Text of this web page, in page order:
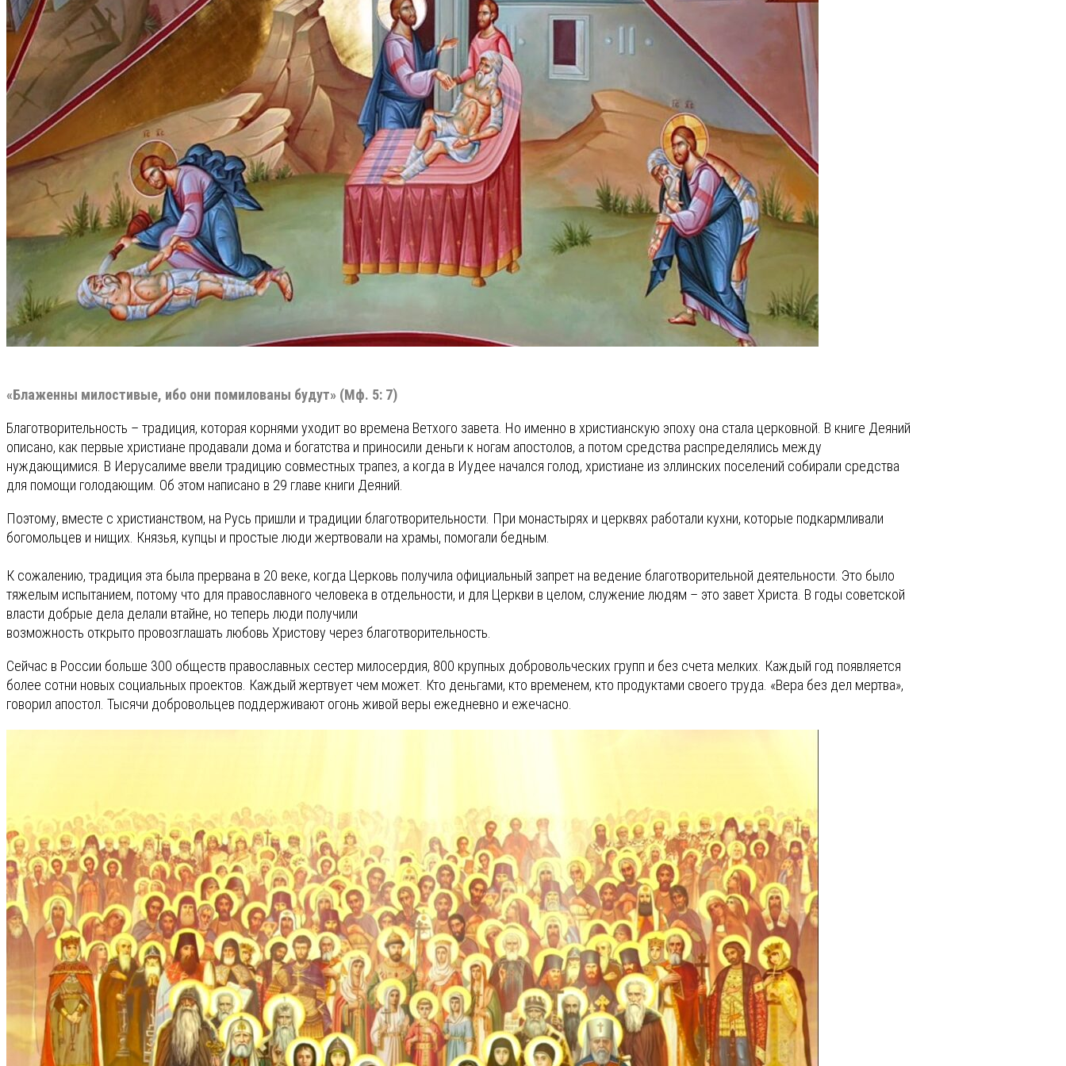
«Блаженны милостивые, ибо они помилованы будут» (Мф. 5: 7)
Благотворительность – традиция, которая корнями уходит во времена Ветхого завета. Но именно в христианскую эпоху она стала церковной. В книге Деяний
описано, как первые христиане продавали дома и богатства и приносили деньги к ногам апостолов, а потом средства распределялись между
нуждающимися. В Иерусалиме ввели традицию совместных трапез, а когда в Иудее начался голод, христиане из эллинских поселений собирали средства
для помощи голодающим. Об этом написано в 29 главе книги Деяний.
Поэтому, вместе с христианством, на Русь пришли и традиции благотворительности. При монастырях и церквях работали кухни, которые подкармливали
богомольцев и нищих. Князья, купцы и простые люди жертвовали на храмы, помогали бедным.
К сожалению, традиция эта была прервана в 20 веке, когда Церковь получила официальный запрет на ведение благотворительной деятельности. Это было
тяжелым испытанием, потому что для православного человека в отдельности, и для Церкви в целом, служение людям – это завет Христа. В годы советской
власти добрые дела делали втайне, но теперь люди получили
возможность открыто провозглашать любовь Христову через благотворительность.
Сейчас в России больше 300 обществ православных сестер милосердия, 800 крупных добровольческих групп и без счета мелких. Каждый год появляется
более сотни новых социальных проектов. Каждый жертвует чем может. Кто деньгами, кто временем, кто продуктами своего труда. «Вера без дел мертва»,
говорил апостол. Тысячи добровольцев поддерживают огонь живой веры ежедневно и ежечасно.